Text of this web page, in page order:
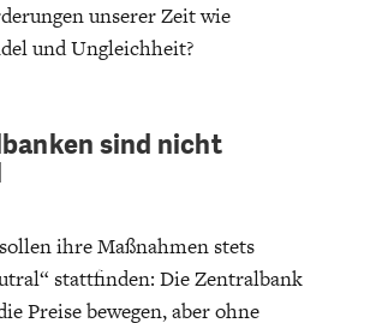
unserer Zeit wie
und Ungleichheit?
sind nicht
ihre Maßnahmen stets
stattfinden: Die Zentralbank
Preise bewegen, aber ohne